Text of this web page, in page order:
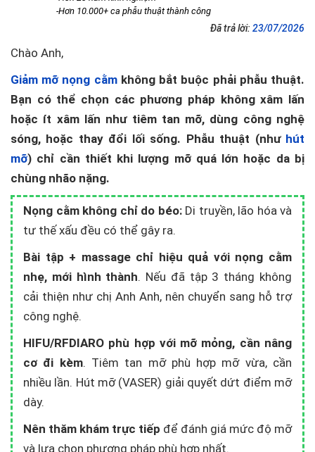
-Hơn 10.000+ ca phẫu thuật thành công
Đã trả lời: 23/07/2026
Chào Anh,
Giảm mỡ nọng cằmkhông bắt buộc phải phẫu thuật.
Bạn có thể chọn các phương pháp không xâm lấn
hoặc ít xâm lấn như tiêm tan mỡ, dùng công nghệ
sóng, hoặc thay đổi lối sống. Phẫu thuật (như hút
mỡ) chỉ cần thiết khi lượng mỡ quá lớn hoặc da bị
chùng nhão nặng.
Nọng cằm không chỉ do béo:Di truyền, lão hóa và
tư thế xấu đều có thể gây ra.
Bài tập + massage chỉ hiệu quả với nọng cằm
nhẹ, mới hình thành. Nếu đã tập 3 tháng không
cải thiện như chị Anh Anh, nên chuyển sang hỗ trợ
công nghệ.
HIFU/RFDIARO phù hợp với mỡ mỏng, cần nâng
cơ đi kèm. Tiêm tan mỡ phù hợp mỡ vừa, cần
nhiều lần. Hút mỡ (VASER) giải quyết dứt điểm mỡ
dày.
Nên thăm khám trực tiếp để đánh giá mức độ mỡ
và lựa chọn phương pháp phù hợp nhất.